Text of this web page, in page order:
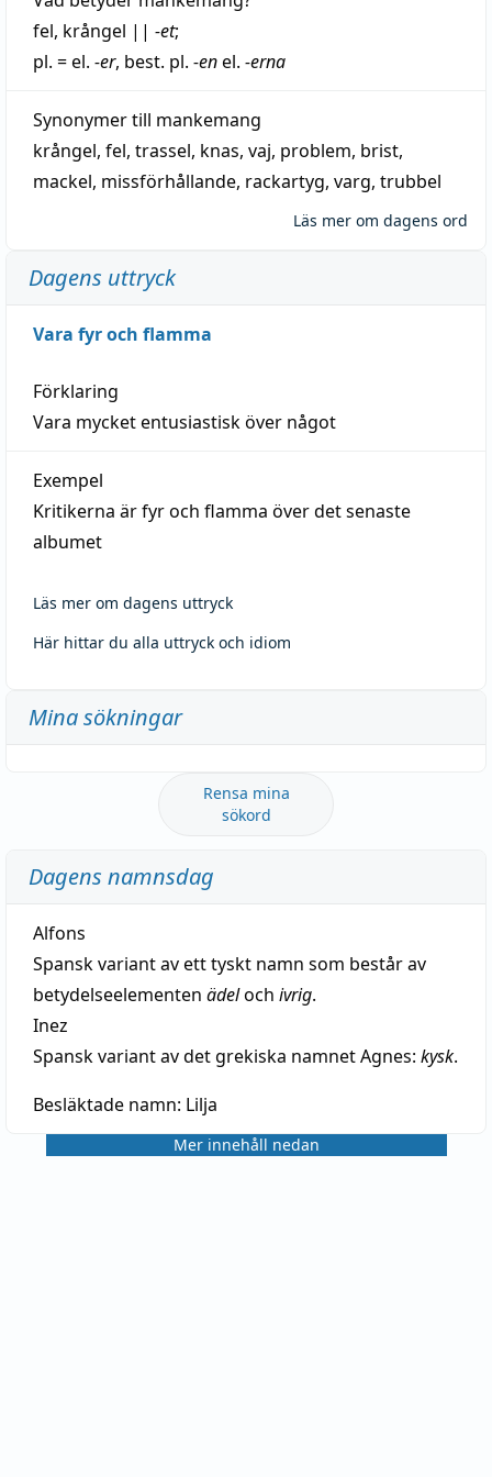
fel, krångel || -et;
pl. = el. -er, best. pl. -enel. -erna
Synonymer till mankemang
krångel, fel, trassel, knas, vaj, problem, brist,
mackel, missförhållande, rackartyg, varg, trubbel
Läs mer om dagens ord
Dagens uttryck
Vara fyr och flamma
Förklaring
Vara mycket entusiastisk över något
Exempel
Kritikerna är fyr och flamma över det senaste
albumet
Läs mer om dagens uttryck
Här hittar du alla uttryck och idiom
Mina sökningar
Rensa mina
sökord
Dagens namnsdag
Alfons
Spansk variant av ett tyskt namn som består av
betydelseelementen ädeloch ivrig.
Inez
Spansk variant av det grekiska namnet Agnes: kysk.
Besläktade namn: Lilja
Mer innehåll nedan